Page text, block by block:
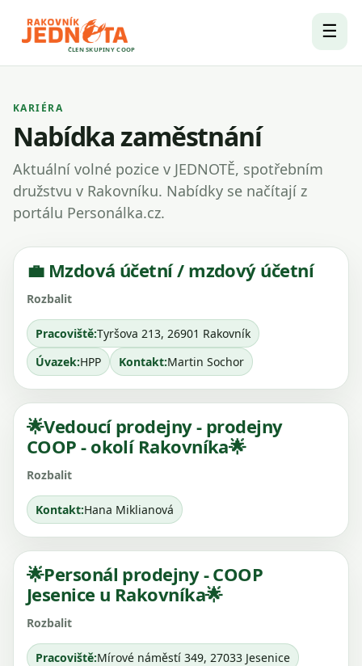
ČLEN SKUPINY COOP
☰
KARIÉRA
Nabídka zaměstnání
Aktuální volné pozice v JEDNOTĚ, spotřebním
družstvu v Rakovníku. Nabídky se načítají z
portálu Personálka.cz.
💼 Mzdová účetní / mzdový účetní
Pracoviště:Tyršova 213, 26901 Rakovník
Úvazek:HPP Kontakt:Martin Sochor
🌟Vedoucí prodejny - prodejny
COOP - okolí Rakovníka🌟
Kontakt:Hana Miklianová
🌟Personál prodejny - COOP
Jesenice u Rakovníka🌟
Pracoviště:Mírové náměstí 349, 27033 Jesenice